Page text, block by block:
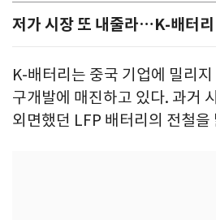
저가 시장 또 내줄라…K-배터리
K-배터리는 중국 기업에 밀리
구개발에 매진하고 있다. 과거
외면했던 LFP 배터리의 전철을